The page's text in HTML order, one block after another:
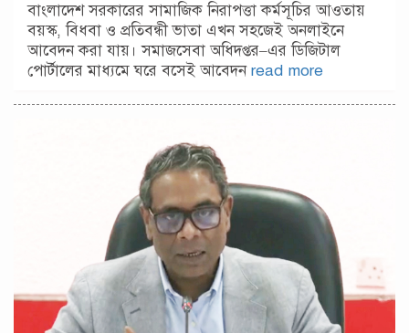
বাংলাদেশ সরকারের সামাজিক নিরাপত্তা কর্মসূচির আওতায়
বয়স্ক, বিধবা ও প্রতিবন্ধী ভাতা এখন সহজেই অনলাইনে
আবেদন করা যায়। সমাজসেবা অধিদপ্তর–এর ডিজিটাল
পোর্টালের মাধ্যমে ঘরে বসেই আবেদনread more